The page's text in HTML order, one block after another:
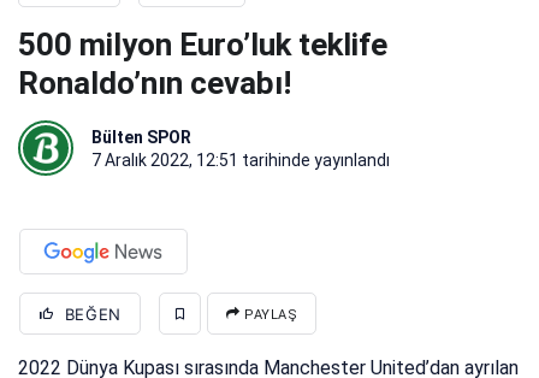
500 milyon Euro’luk teklife
Ronaldo’nın cevabı!
Bülten SPOR
7 Aralık 2022, 12:51 tarihinde yayınlandı
BEĞEN PAYLAŞ
2022 Dünya Kupası sırasında Manchester United’dan ayrılan